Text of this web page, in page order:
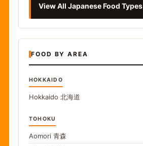
View All Japanese Food Types
FOOD BY AREA
HOKKAIDO
Hokkaido 北海道
TOHOKU
Aomori 青森